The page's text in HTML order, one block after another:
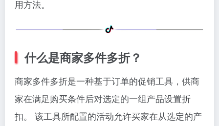
用方法。
什么是商家多件多折？
商家多件多折是一种基于订单的促销工具，供商
家在满足购买条件后对选定的一组产品设置折
扣。 该工具所配置的活动允许买家在从选定的产